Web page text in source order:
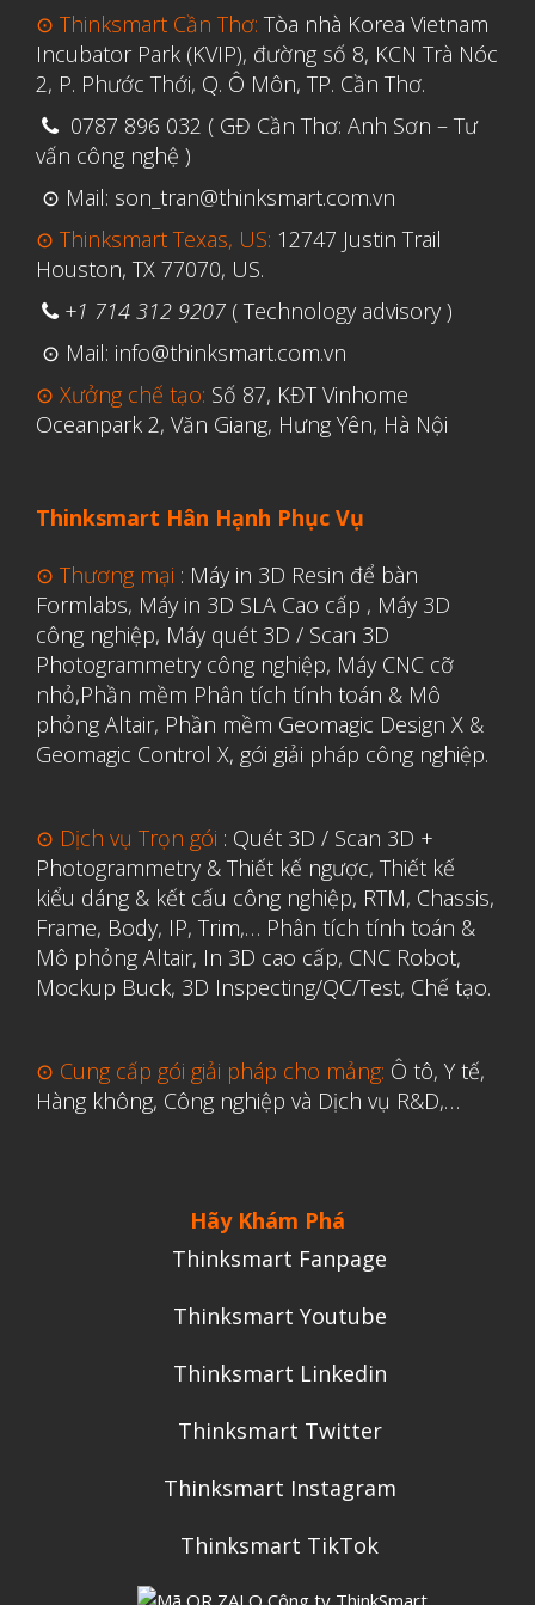
⊙ Thinksmart Cần Thơ: Tòa nhà Korea Vietnam
Incubator Park (KVIP), đường số 8, KCN Trà Nóc
2, P. Phước Thới, Q. Ô Môn, TP. Cần Thơ.
0787 896 032 ( GĐ Cần Thơ: Anh Sơn – Tư
vấn công nghệ )
⊙ Mail: son_tran@thinksmart.com.vn
⊙ Thinksmart Texas, US: 12747 Justin Trail
Houston, TX 77070, US.
+1 714 312 9207 ( Technology advisory )
⊙ Mail: info@thinksmart.com.vn
⊙ Xưởng chế tạo: Số 87, KĐT Vinhome
Oceanpark 2, Văn Giang, Hưng Yên, Hà Nội
Thinksmart Hân Hạnh Phục Vụ
⊙ Thương mại : Máy in 3D Resin để bàn
Formlabs, Máy in 3D SLA Cao cấp , Máy 3D
công nghiệp, Máy quét 3D / Scan 3D
Photogrammetry công nghiệp, Máy CNC cỡ
nhỏ,Phần mềm Phân tích tính toán & Mô
phỏng Altair, Phần mềm Geomagic Design X &
Geomagic Control X, gói giải pháp công nghiệp.
⊙ Dịch vụ Trọn gói : Quét 3D / Scan 3D +
Photogrammetry & Thiết kế ngược, Thiết kế
kiểu dáng & kết cấu công nghiệp, RTM, Chassis,
Frame, Body, IP, Trim,… Phân tích tính toán &
Mô phỏng Altair, In 3D cao cấp, CNC Robot,
Mockup Buck, 3D Inspecting/QC/Test, Chế tạo.
⊙ Cung cấp gói giải pháp cho mảng: Ô tô, Y tế,
Hàng không, Công nghiệp và Dịch vụ R&D,…
Hãy Khám Phá
Thinksmart Fanpage
Thinksmart Youtube
Thinksmart Linkedin
Thinksmart Twitter
Thinksmart Instagram
Thinksmart TikTok